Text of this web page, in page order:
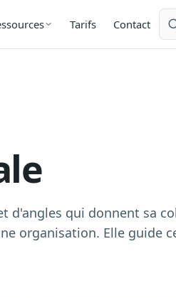
Tarifs Contact
d'angles qui donnent sa
organisation. Elle guide